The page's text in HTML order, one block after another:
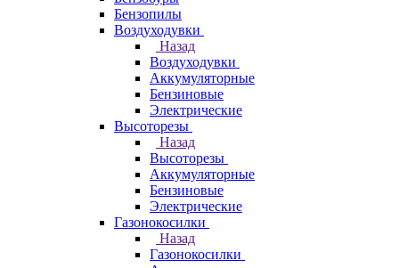
Бензопилы
Воздуходувки
Назад
Воздуходувки
Аккумуляторные
Бензиновые
Электрические
Высоторезы
Назад
Высоторезы
Аккумуляторные
Бензиновые
Электрические
Газонокосилки
Назад
Газонокосилки